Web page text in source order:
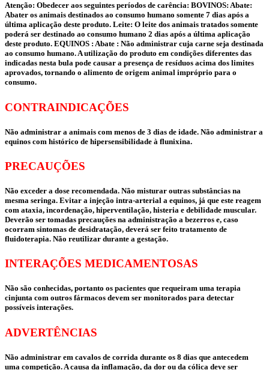
Atenção: Obedecer aos seguintes períodos de carência: BOVINOS: Abate:
Abater os animais destinados ao consumo humano somente 7 dias após a
última aplicação deste produto. Leite: O leite dos animais tratados somente
poderá ser destinado ao consumo humano 2 dias após a última aplicação
deste produto. EQUINOS : Abate : Não administrar cuja carne seja destinada
ao consumo humano. A utilização do produto em condições diferentes das
indicadas nesta bula pode causar a presença de resíduos acima dos limites
aprovados, tornando o alimento de origem animal impróprio para o
consumo.
CONTRAINDICAÇÕES
Não administrar a animais com menos de 3 dias de idade. Não administrar a
equinos com histórico de hipersensibilidade à flunixina.
PRECAUÇÕES
Não exceder a dose recomendada. Não misturar outras substâncias na
mesma seringa. Evitar a injeção intra-arterial a equinos, já que este reagem
com ataxia, incordenação, hiperventilação, histeria e debilidade muscular.
Deverão ser tomadas precauções na administração a bezerros e, caso
ocorram sintomas de desidratação, deverá ser feito tratamento de
fluidoterapia. Não reutilizar durante a gestação.
INTERAÇÕES MEDICAMENTOSAS
Não são conhecidas, portanto os pacientes que requeiram uma terapia
cinjunta com outros fármacos devem ser monitorados para detectar
possíveis interações.
ADVERTÊNCIAS
Não administrar em cavalos de corrida durante os 8 dias que antecedem
uma competição. A causa da inflamação, da dor ou da cólica deve ser